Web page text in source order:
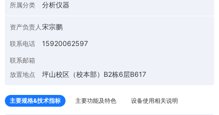
所属分类 分析仪器
资产负责人 宋宗鹏
联系电话 15920062597
联系邮箱
放置地点
坪山校区（校本部）B2栋6层B617
主要规格&技术指标 主要功能及特色 设备使用相关说明